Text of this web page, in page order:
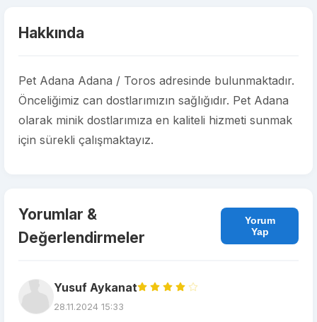
Hakkında
Pet Adana Adana / Toros adresinde bulunmaktadır.
Önceliğimiz can dostlarımızın sağlığıdır. Pet Adana
olarak minik dostlarımıza en kaliteli hizmeti sunmak
için sürekli çalışmaktayız.
Yorumlar &
Değerlendirmeler
Yorum
Yap
Yusuf Aykanat
28.11.2024 15:33